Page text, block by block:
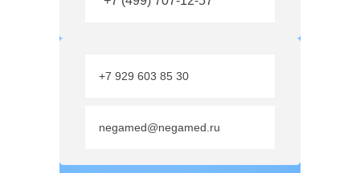
+7 929 603 85 30
negamed@negamed.ru